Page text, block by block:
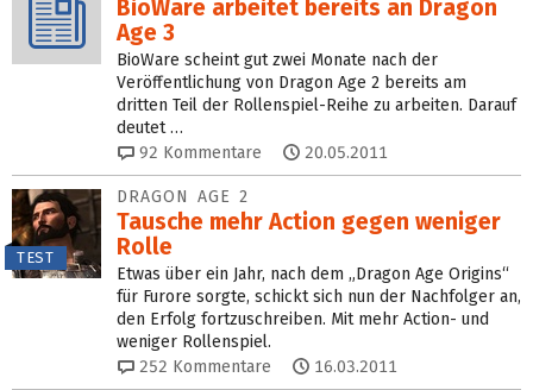
BioWare arbeitet bereits an Dragon
Age 3
BioWare scheint gut zwei Monate nach der
Veröffentlichung von Dragon Age 2 bereits am
dritten Teil der Rollenspiel-Reihe zu arbeiten. Darauf
deutet …
92 Kommentare 20.05.2011
TEST
DRAGON AGE 2
Tausche mehr Action gegen weniger
Rolle
Etwas über ein Jahr, nach dem „Dragon Age Origins“
für Furore sorgte, schickt sich nun der Nachfolger an,
den Erfolg fortzuschreiben. Mit mehr Action- und
weniger Rollenspiel.
252 Kommentare 16.03.2011